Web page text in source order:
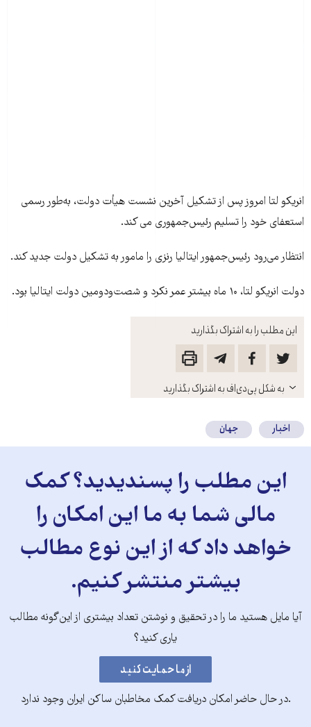
این مطلب را به اشتراک بگذارید
باز
کنید
به شکل پی‌دی‌اف به اشتراک بگذارید
انريکو لتا امروز پس از تشکيل آخرين نشست هيأت دولت، به‌طور رسمی
استعفای خود را تسليم رئيس‌جمهوری می کند.
انتظار می‌رود رئيس‌جمهور ايتاليا رنزی را مامور به تشکيل دولت جديد کند.
دولت انريکو لتا، ۱۰ ماه بيشتر عمر نکرد و شصت‌ودومين دولت ايتاليا بود.
اخبار جهان
این مطلب را پسندیدید؟ کمک
مالی شما به ما این امکان را
خواهد داد که از این نوع مطالب
بیشتر منتشر کنیم.
آیا مایل هستید ما را در تحقیق و نوشتن تعداد بیشتری از این‌گونه مطالب
یاری کنید؟
.در حال حاضر امکان دریافت کمک مخاطبان ساکن ایران وجود ندارد